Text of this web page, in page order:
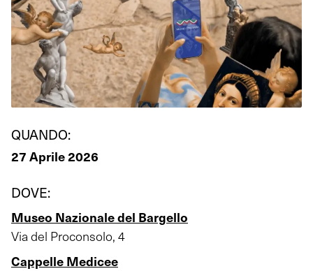
QUANDO:
27 Aprile 2026
DOVE:
Museo Nazionale del Bargello
Via del Proconsolo, 4
Cappelle Medicee